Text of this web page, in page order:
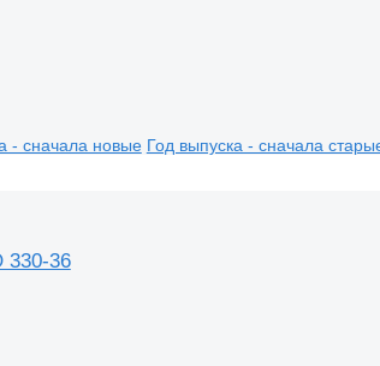
- сначала новые Год выпуска - сначала
330-36